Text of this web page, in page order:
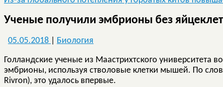
Ученые получили эмбрионы без
05.05.2018 Биология
Голландские ученые из Маастрихтского университета
эмбрионы, используя стволовые клетки мышей. По
Rivron), это удалось впервые.